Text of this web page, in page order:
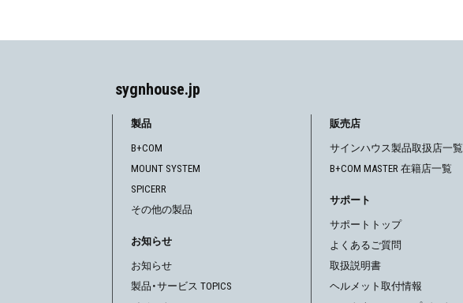
sygnhouse.jp
製品
B+COM
MOUNT SYSTEM
SPICERR
その他の製品
お知らせ
お知らせ
製品・サービス TOPICS
販売店
サインハウス製品取扱店一覧
B+COM MASTER 在籍店一覧
サポート
サポートトップ
よくあるご質問
取扱説明書
ヘルメット取付情報